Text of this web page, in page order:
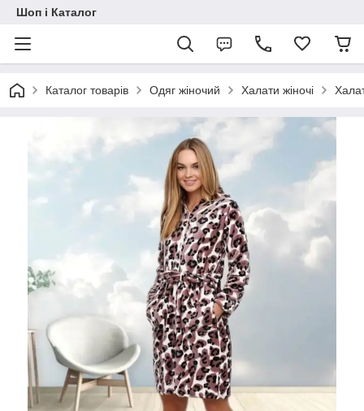
Шоп і Каталог
Каталог товарів Одяг жіночий Халати жіночі